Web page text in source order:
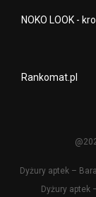
NOKO LOOK -
Rankomat.pl
Dyżury aptek –
Dyżury aptek